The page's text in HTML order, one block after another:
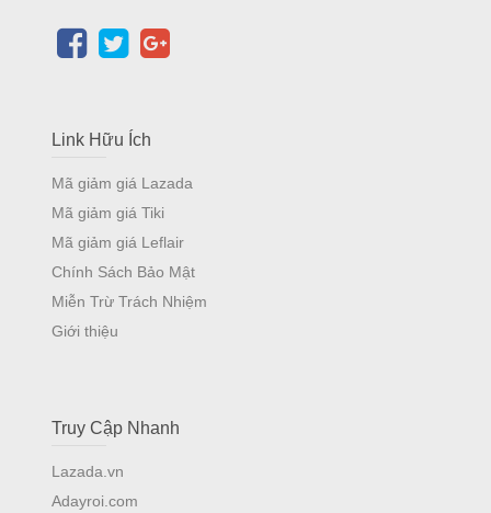
Link Hữu Ích
Mã giảm giá Lazada
Mã giảm giá Tiki
Mã giảm giá Leflair
Chính Sách Bảo Mật
Miễn Trừ Trách Nhiệm
Giới thiệu
Truy Cập Nhanh
Lazada.vn
Adayroi.com